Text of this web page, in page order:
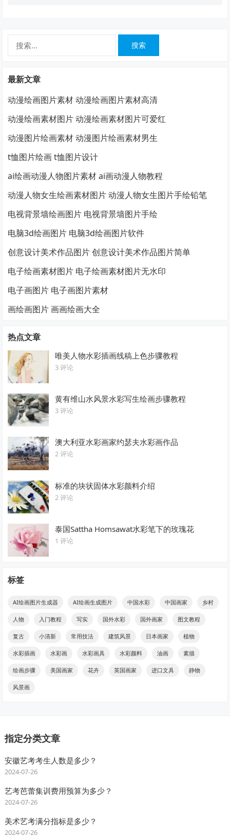
最新文章
动漫绘画图片素材 动漫绘画图片素材高清
动漫绘画素材图片 动漫绘画素材图片可爱红
动漫图片绘画素材 动漫图片绘画素材男生
t恤图片绘画 t恤图片设计
ai绘画动漫人物图片素材 ai画动漫人物教程
动漫人物女生绘画素材图片 动漫人物女生图片手绘铅笔
电视背景墙绘画图片 电视背景墙图片手绘
电脑3d绘画图片 电脑3d绘画图片软件
创意设计美术作品图片 创意设计美术作品图片简单
电子绘画素材图片 电子绘画素材图片无水印
电子画图片 电子画图片素材
画绘画图片 画画绘画大全
热点文章
唯美人物水彩插画线稿上色步骤教程
3 评论
黄有维山水风景水彩写生绘画步骤教程
3 评论
澳大利亚水彩画家约瑟夫水彩画作品
2 评论
标准的块状固体水彩颜料介绍
2 评论
泰国Sattha Homsawat水彩笔下的玫瑰花
1 评论
标签
AI绘画图片生成器 AI绘画生成图片 中国水彩 中国画家 乡村
人物 入门教程 写实 国外水彩 国外画家 图文教程
复古 小清新 常用技法 建筑风景 日本画家 植物
水彩插画 水彩画 水彩画具 水彩颜料 油画 素描
绘画步骤 美国画家 花卉 英国画家 进口文具 静物
风景画
指定分类文章
安徽艺考考生人数是多少？
2024-07-26
艺考芭蕾集训费用预算为多少？
2024-07-26
美术艺考满分指标是多少？
2024-07-26